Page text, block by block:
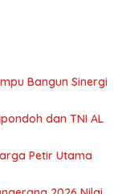
Bangun Sinergi
dan TNI AL
Petir Utama